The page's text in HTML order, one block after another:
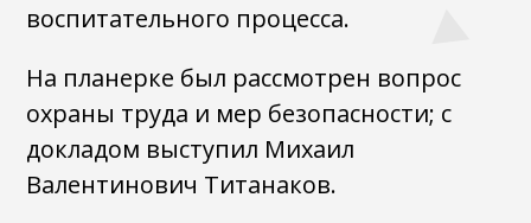
воспитательного процесса.
На планерке был рассмотрен вопрос
охраны труда и мер безопасности; с
докладом выступил Михаил
Валентинович Титанаков.